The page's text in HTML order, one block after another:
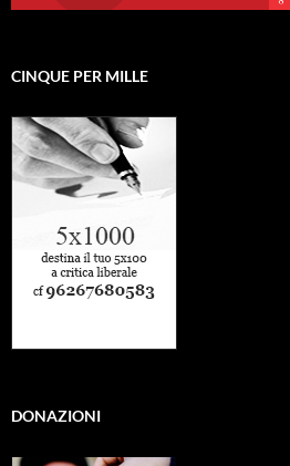
CINQUE PER MILLE
DONAZIONI